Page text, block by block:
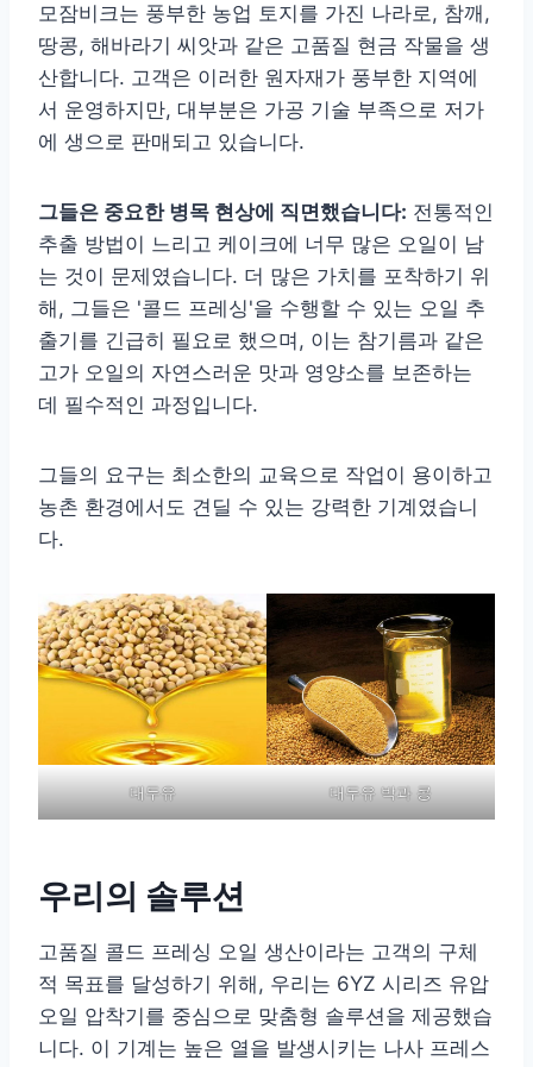
모잠비크는 풍부한 농업 토지를 가진 나라로, 참깨,
땅콩, 해바라기 씨앗과 같은 고품질 현금 작물을 생
산합니다. 고객은 이러한 원자재가 풍부한 지역에
서 운영하지만, 대부분은 가공 기술 부족으로 저가
에 생으로 판매되고 있습니다.
그들은 중요한 병목 현상에 직면했습니다: 전통적인
추출 방법이 느리고 케이크에 너무 많은 오일이 남
는 것이 문제였습니다. 더 많은 가치를 포착하기 위
해, 그들은 '콜드 프레싱'을 수행할 수 있는 오일 추
출기를 긴급히 필요로 했으며, 이는 참기름과 같은
고가 오일의 자연스러운 맛과 영양소를 보존하는
데 필수적인 과정입니다.
그들의 요구는 최소한의 교육으로 작업이 용이하고
농촌 환경에서도 견딜 수 있는 강력한 기계였습니
다.
대두유 대두유 박과 콩
우리의 솔루션
고품질 콜드 프레싱 오일 생산이라는 고객의 구체
적 목표를 달성하기 위해, 우리는 6YZ 시리즈 유압
오일 압착기를 중심으로 맞춤형 솔루션을 제공했습
니다. 이 기계는 높은 열을 발생시키는 나사 프레스